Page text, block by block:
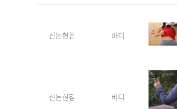
신논현점 바디
신논현점 바디